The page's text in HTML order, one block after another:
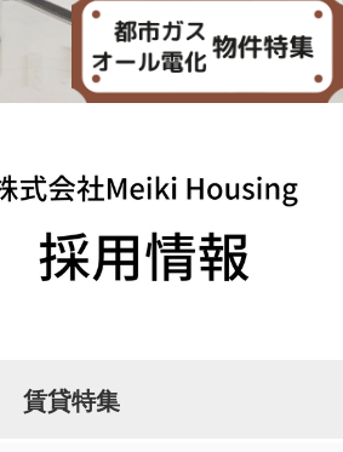
賃貸特集